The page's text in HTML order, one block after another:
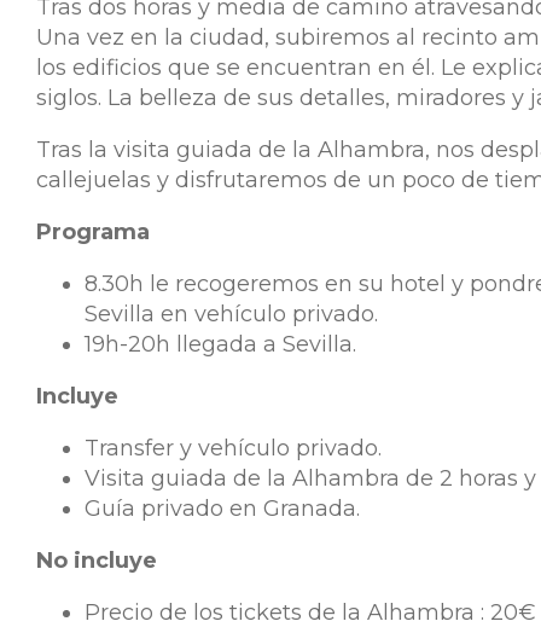
Tras dos horas y media de camino
Una vez en la ciudad, subiremos al recinto
los edificios que se encuentran en él. Le
siglos. La belleza de sus detalles, miradores y
Tras la visita guiada de la Alhambra, nos
callejuelas y disfrutaremos de un poco de
Programa
8.30h le recogeremos en su hotel y
Sevilla en vehículo privado.
19h-20h llegada a Sevilla.
Incluye
Transfer y vehículo privado.
Visita guiada de la Alhambra de 2 horas
Guía privado en Granada.
No incluye
Precio de los tickets de la Alhambra :